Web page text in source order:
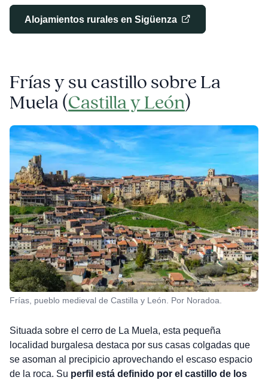
Alojamientos rurales en Sigüenza
Frías y su castillo sobre La
Muela (Castilla y León)
Frías, pueblo medieval de Castilla y León. Por Noradoa.
Situada sobre el cerro de La Muela, esta pequeña
localidad burgalesa destaca por sus casas colgadas que
se asoman al precipicio aprovechando el escaso espacio
de la roca. Su perfil está definido por el castillo de los